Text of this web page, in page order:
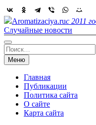
Skip
to
content
Aromatizaciya.ruс 2011
Случайные новости
Найти:
Меню
Главная
Публикации
Политика сайта
О сайте
Карта сайта